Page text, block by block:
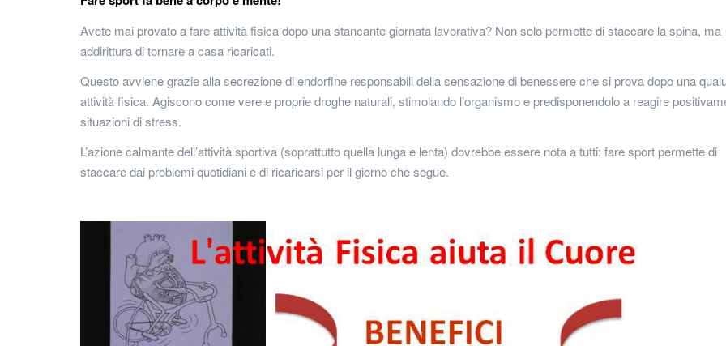
Avete mai provato a fare attività fisica dopo una stancante giornata lavorativa? Non solo permette di staccare la spina, ma
addirittura di tornare a casa ricaricati.
Questo avviene grazie alla secrezione di endorfine responsabili della sensazione di benessere che si prova dopo una
attività fisica. Agiscono come vere e proprie droghe naturali, stimolando l’organismo e predisponendolo a reagire
situazioni di stress.
L’azione calmante dell’attività sportiva (soprattutto quella lunga e lenta) dovrebbe essere nota a tutti: fare sport permette di
staccare dai problemi quotidiani e di ricaricarsi per il giorno che segue.